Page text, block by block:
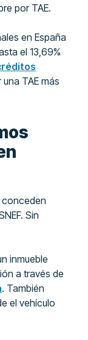
por TAE.
en España
el 13,69%
TAE más
conceden
Sin
inmueble
a través de
. También
el vehículo